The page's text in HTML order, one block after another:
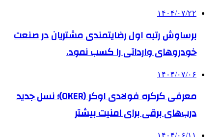
۱۴۰۴/۰۷/۲۲
برساوش رتبه اول رضایتمندی مشتریان در صنعت
خودروهای وارداتی را کسب نمود.
۱۴۰۴/۰۷/۰۶
معرفی کرکره فولادی اوکر (OKER)؛ نسل جدید
درب‌های برقی برای امنیت بیشتر